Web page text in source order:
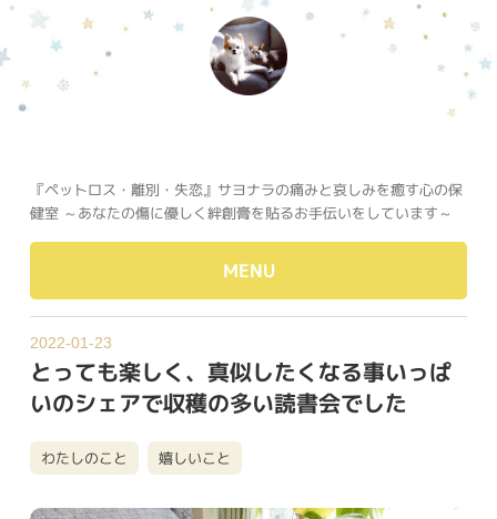
『ペットロス・離別・失恋』サヨナラの痛みと哀しみを癒す心の保
健室 ～あなたの傷に優しく絆創膏を貼るお手伝いをしています～
MENU
2022-01-23
とっても楽しく、真似したくなる事いっぱ
いのシェアで収穫の多い読書会でした
わたしのこと 嬉しいこと